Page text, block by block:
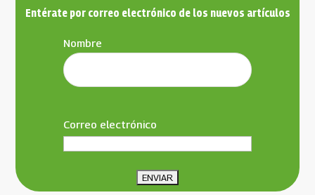
Entérate por correo electrónico de los nuevos artículos
Nombre
Correo electrónico